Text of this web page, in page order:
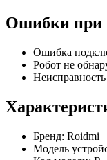
Ошибки при
Ошибка
Робот не
Бренд: Roidmi
Модель